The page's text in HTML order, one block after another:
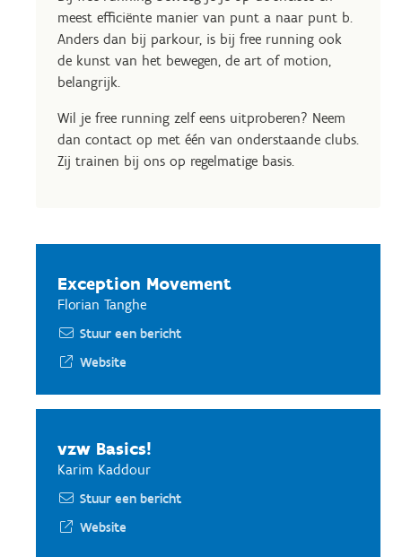
meest efficiënte manier van punt a naar punt b.
Anders dan bij parkour, is bij free running ook
de kunst van het bewegen, de art of motion,
belangrijk.
Wil je free running zelf eens uitproberen? Neem
dan contact op met één van onderstaande clubs.
Zij trainen bij ons op regelmatige basis.
Exception Movement
Florian Tanghe
Stuur een bericht
Website
vzw Basics!
Karim Kaddour
Stuur een bericht
Website